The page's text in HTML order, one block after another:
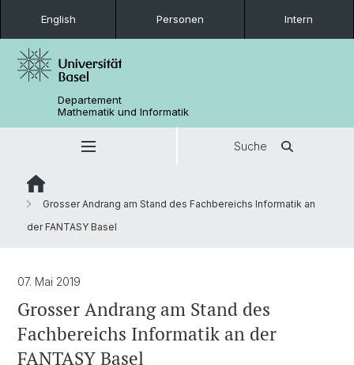
English Personen Intern
Departement
Mathematik und Informatik
Suche
Grosser Andrang am Stand des Fachbereichs Informatik an
der FANTASY Basel
07. Mai 2019
Grosser Andrang am Stand des
Fachbereichs Informatik an der
FANTASY Basel